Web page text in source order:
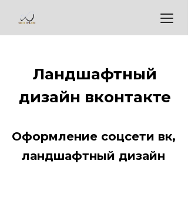
Оформление соцсети вк,
ландшафтный дизайн
Ландшафтный
дизайн вконтакте